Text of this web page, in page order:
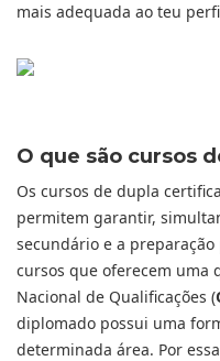
mais adequada ao teu
O que são cursos
Os cursos de dupla
permitem garantir,
secundário e a
cursos que oferecem uma
Nacional de Qualificações (
diplomado possui uma
determinada área. Por